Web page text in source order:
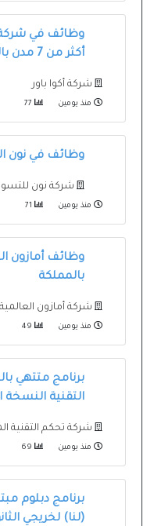
وظائف في شركة
أكثر من 7 مدن بالمملكة
شركة أكوا باور
منذ يومين
وظائف في نون
شركة نون
منذ يومين
وظائف أمازون
بالمملكة
شركة أمازون العالمية
منذ يومين
برنامج متتهي
التقنية
شركة تحكم التقنية
منذ يومين
برنامج دبلوم
(لنا) لخريجي